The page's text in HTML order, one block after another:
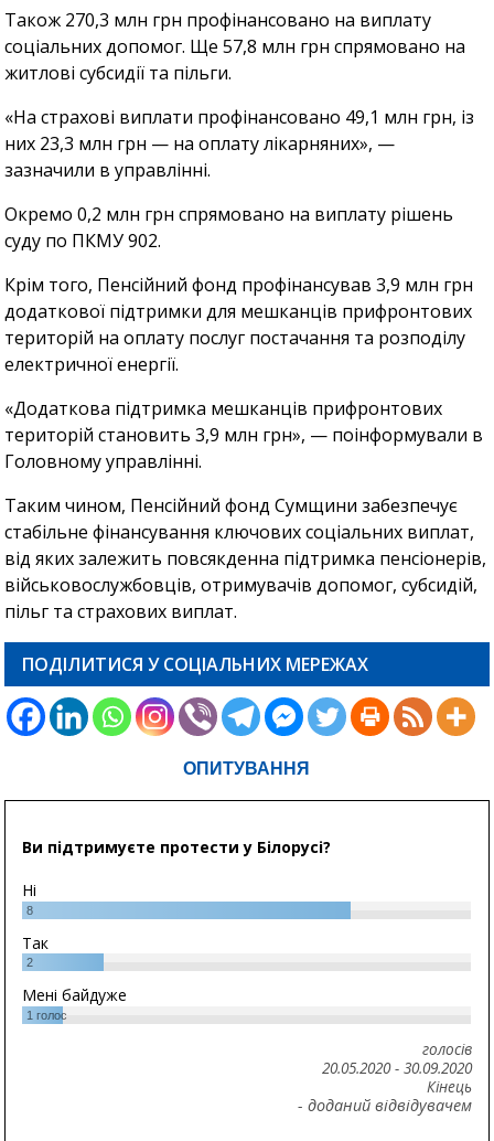
Також 270,3 млн грн профінансовано на виплату
соціальних допомог. Ще 57,8 млн грн спрямовано на
житлові субсидії та пільги.
«На страхові виплати профінансовано 49,1 млн грн, із
них 23,3 млн грн — на оплату лікарняних», —
зазначили в управлінні.
Окремо 0,2 млн грн спрямовано на виплату рішень
суду по ПКМУ 902.
Крім того, Пенсійний фонд профінансував 3,9 млн грн
додаткової підтримки для мешканців прифронтових
територій на оплату послуг постачання та розподілу
електричної енергії.
«Додаткова підтримка мешканців прифронтових
територій становить 3,9 млн грн», — поінформували в
Головному управлінні.
Таким чином, Пенсійний фонд Сумщини забезпечує
стабільне фінансування ключових соціальних виплат,
від яких залежить повсякденна підтримка пенсіонерів,
військовослужбовців, отримувачів допомог, субсидій,
пільг та страхових виплат.
ПОДІЛИТИСЯ У СОЦІАЛЬНИХ МЕРЕЖАХ
ОПИТУВАННЯ
Ви підтримуєте протести у Білорусі?
Ні
8
Так
2
Мені байдуже
1 голос
голосів
20.05.2020- 30.09.2020
Кінець
- доданий відвідувачем